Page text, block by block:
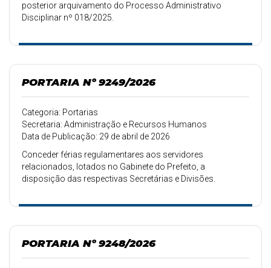
posterior arquivamento do Processo Administrativo
Disciplinar nº 018/2025.
PORTARIA Nº 9249/2026
Categoria: Portarias
Secretaria: Administração e Recursos Humanos
Data de Publicação: 29 de abril de 2026
Conceder férias regulamentares aos servidores
relacionados, lotados no Gabinete do Prefeito, a
disposição das respectivas Secretárias e Divisões.
PORTARIA Nº 9248/2026